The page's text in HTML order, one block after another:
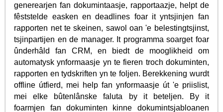
generearjen fan dokumintaasje, rapportaazje, helpt de
fêststelde easken en deadlines foar it yntsjinjen fan
rapporten net te skeinen, sawol oan 'e belestingtsjinst,
tsjinpartijen en de manager. It programma soarget foar
ûnderhâld fan CRM, en biedt de mooglikheid om
automatysk ynformaasje yn te fieren troch dokuminten,
rapporten en tydskriften yn te foljen. Berekkening wurdt
offline útfierd, mei help fan ynformaasje út 'e priislist,
mei elke bûtenlânske faluta by it beteljen. By it
foarmjen fan dokuminten kinne dokumintsjabloanen